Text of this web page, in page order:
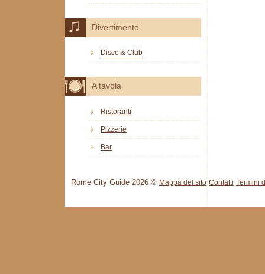
Divertimento
Disco & Club
A tavola
Ristoranti
Pizzerie
Bar
Rome City Guide 2026 © Mappa del sito Contatti Termini